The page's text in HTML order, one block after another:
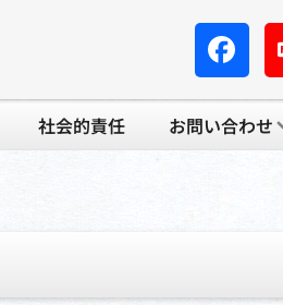
社会的責任 お問い合わせ